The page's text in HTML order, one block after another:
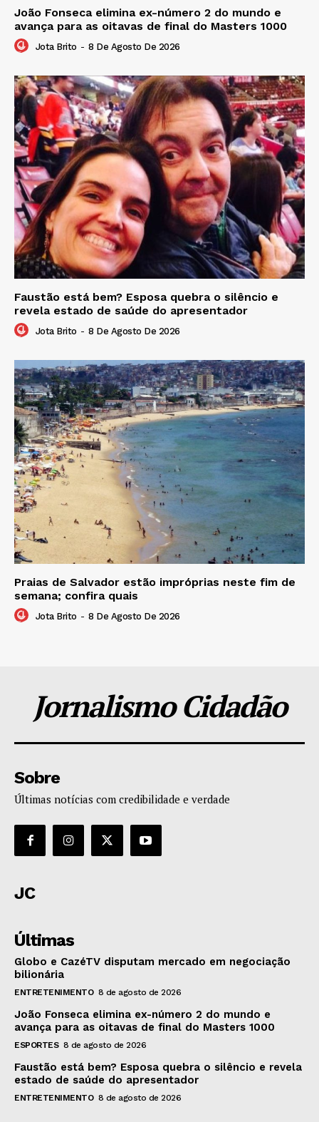
João Fonseca elimina ex-número 2 do mundo e
avança para as oitavas de final do Masters 1000
Jota Brito - 8 De Agosto De 2026
Faustão está bem? Esposa quebra o silêncio e
revela estado de saúde do apresentador
Jota Brito - 8 De Agosto De 2026
Praias de Salvador estão impróprias neste fim de
semana; confira quais
Jota Brito - 8 De Agosto De 2026
Jornalismo Cidadão
Sobre
Últimas notícias com credibilidade e verdade
JC
Últimas
Globo e CazéTV disputam mercado em negociação
bilionária
ENTRETENIMENTO 8 de agosto de 2026
João Fonseca elimina ex-número 2 do mundo e
avança para as oitavas de final do Masters 1000
ESPORTES 8 de agosto de 2026
Faustão está bem? Esposa quebra o silêncio e revela
estado de saúde do apresentador
ENTRETENIMENTO 8 de agosto de 2026